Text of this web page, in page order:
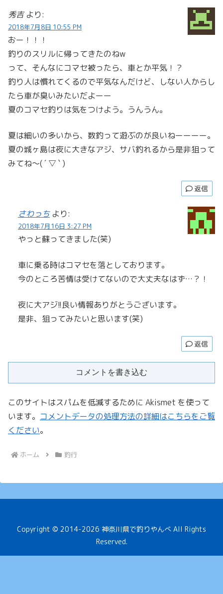
秀吉 より:
2018年7月8日 10:55 PM
おー！！！
釣りのスリルに帰ってきたのねw
って、そんなにコマセ被ったら、車とか平気！？
釣り人は慣れてくるので平気なんだけど、しない人からし
たら車が臭いみたいだよーー
夏のコマセ釣りは気をつけよう。うんうん。
夏は細いの多いから、数釣って遊ぶのが良いねーーーー。
夏の城ヶ島は夜に大きなアジ、サバ釣れるから是非狙って
みてね〜( ´ ▽ ` )
返信
さわっち より:
2018年7月16日 3:27 PM
やっと蘇ってきました(笑)
車に乗る時はコマセを落としております。
今のところ苦情は受けてないので大丈夫なはず…？！
夜に大アジ!!良い情報ありがとうございます。
是非、狙ってみたいと思います(笑)
返信
コメントを書き込む
このサイトはスパムを低減するために Akismet を使って
います。 コメントデータの処理方法の詳細はこちらをご覧
ください。
ホーム 釣行
Copyright © 2014-2026 神奈川県で釣りやんべ All Rights
Reserved.